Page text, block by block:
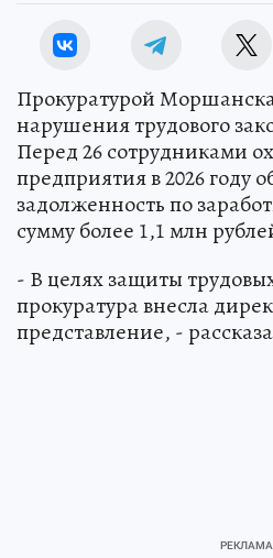
Прокуратурой
нарушения трудового
Перед 26 сотрудниками
предприятия в 2026 году
задолженность по
сумму более 1,1 млн
- В целях защиты
прокуратура внесла
представление, -